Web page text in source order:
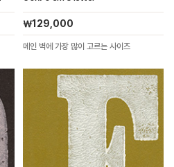
￦129,000
메인 벽에 가장 많이 고르는 사이즈